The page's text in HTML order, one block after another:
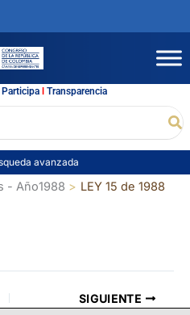
Participal Transparencia
avanzada
- Año1988 LEY 15 de 1988
SIGUIENTE